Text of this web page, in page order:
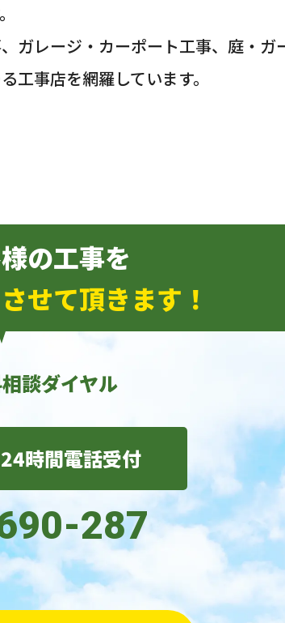
ガレージ・カーポート工事、庭・ガ
工事店を網羅しています。
の工事を
せて頂きます！
談ダイヤル
時間電話受付
287